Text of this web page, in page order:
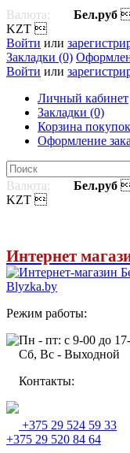
Валюта: Бел.руб
KZT 
Войти или
Закладки (0)
Войти или
Личный кабинет
Закладки (0)
Корзина покупок
Оформление
Валюта:
Бел.руб
KZT 
Интернет
Режим работы:
Пн - пт: с 9-00 до
Сб, Вс - Выходной
Контакты:
+375 29 524 59 33
+375 29 520 84 64